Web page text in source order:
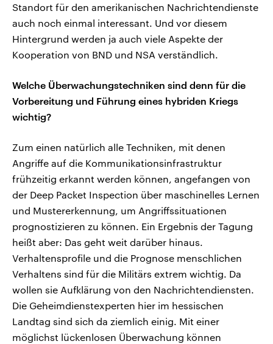
Standort für den amerikanischen Nachrichtendienste
auch noch einmal interessant. Und vor diesem
Hintergrund werden ja auch viele Aspekte der
Kooperation von BND und NSA verständlich.
Welche Überwachungstechniken sind denn für die
Vorbereitung und Führung eines hybriden Kriegs
wichtig?
Zum einen natürlich alle Techniken, mit denen
Angriffe auf die Kommunikationsinfrastruktur
frühzeitig erkannt werden können, angefangen von
der Deep Packet Inspection über maschinelles Lernen
und Mustererkennung, um Angriffssituationen
prognostizieren zu können. Ein Ergebnis der Tagung
heißt aber: Das geht weit darüber hinaus.
Verhaltensprofile und die Prognose menschlichen
Verhaltens sind für die Militärs extrem wichtig. Da
wollen sie Aufklärung von den Nachrichtendiensten.
Die Geheimdienstexperten hier im hessischen
Landtag sind sich da ziemlich einig. Mit einer
möglichst lückenlosen Überwachung können